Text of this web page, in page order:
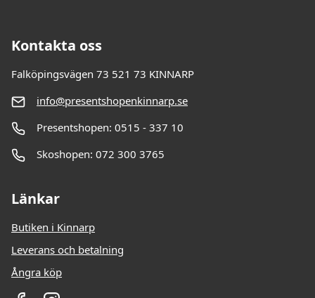
Kontakta oss
Falköpingsvägen 73 521 73 KINNARP
info@presentshopenkinnarp.se
Presentshopen: 0515 - 337 10
Skoshopen: 072 300 3765
Länkar
Butiken i Kinnarp
Leverans och betalning
Ångra köp